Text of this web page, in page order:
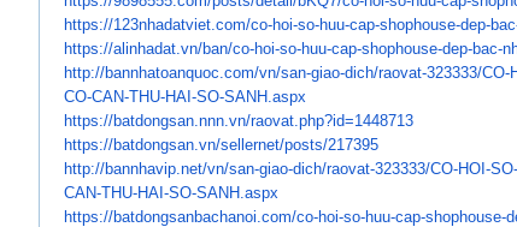
https://123nhadatviet.com/co-hoi-so-huu-cap-shophouse-dep-
https://alinhadat.vn/ban/co-hoi-so-huu-cap-shophouse-dep-bac-
http://bannhatoanquoc.com/vn/san-giao-dich/raovat-323333/CO-
CO-CAN-THU-HAI-SO-SANH.aspx
https://batdongsan.nnn.vn/raovat.php?id=1448713
https://batdongsan.vn/sellernet/posts/217395
http://bannhavip.net/vn/san-giao-dich/raovat-323333/CO-HOI-
CAN-THU-HAI-SO-SANH.aspx
https://batdongsanbachanoi. com/co-hoi-so-huu-cap-shophouse-